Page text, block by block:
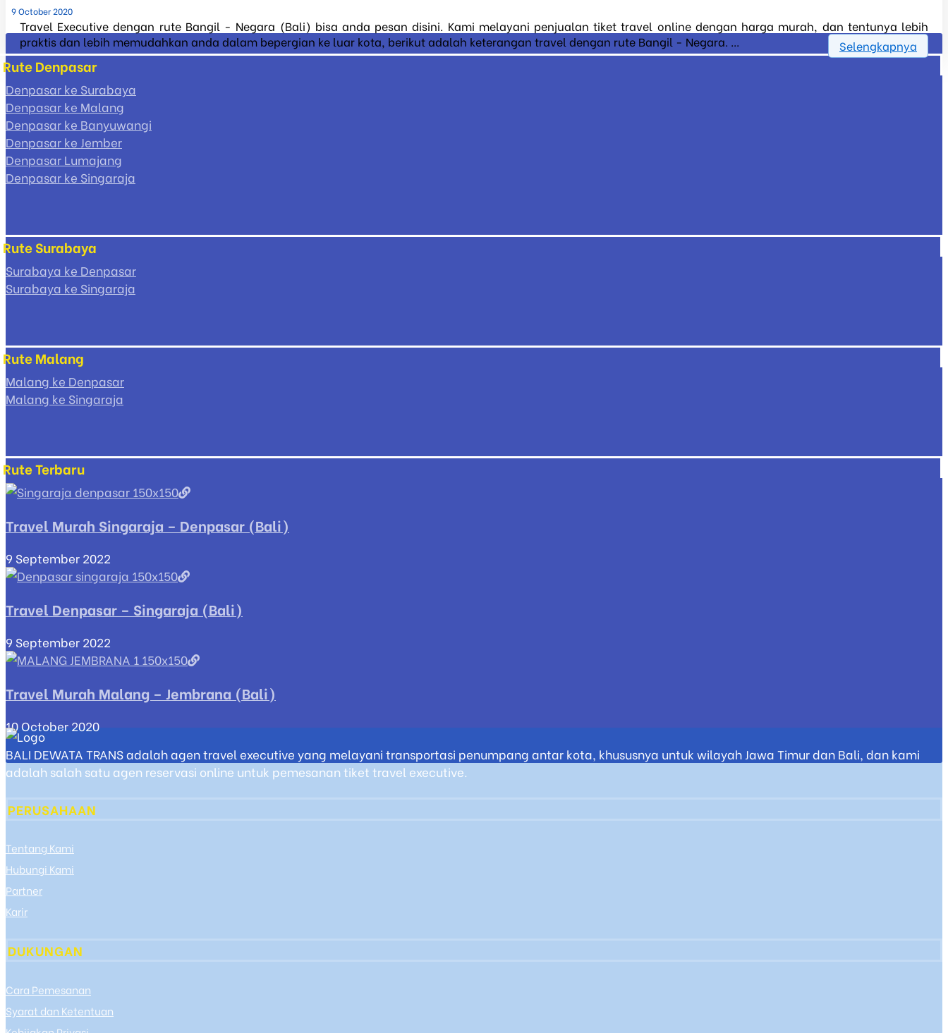
9 October 2020
Travel Executive dengan rute Bangil - Negara (Bali) bisa anda pesan disini. Kami melayani penjualan tiket travel online dengan harga murah, dan tentunya lebih
praktis dan lebih memudahkan anda dalam bepergian ke luar kota, berikut adalah keterangan travel dengan rute Bangil - Negara. ...
Selengkapnya
Rute Denpasar
Denpasar ke Surabaya
Denpasar ke Malang
Denpasar ke Banyuwangi
Denpasar ke Jember
Denpasar Lumajang
Denpasar ke Singaraja
Rute Surabaya
Surabaya ke Denpasar
Surabaya ke Singaraja
Rute Malang
Malang ke Denpasar
Malang ke Singaraja
Rute Terbaru
Travel Murah Singaraja – Denpasar (Bali)
9 September 2022
Travel Denpasar – Singaraja (Bali)
9 September 2022
Travel Murah Malang – Jembrana (Bali)
10 October 2020
BALI DEWATA TRANS adalah agen travel executive yang melayani transportasi penumpang antar kota, khususnya untuk wilayah Jawa Timur dan Bali, dan kami
adalah salah satu agen reservasi online untuk pemesanan tiket travel executive.
PERUSAHAAN
Tentang Kami
Hubungi Kami
Partner
Karir
DUKUNGAN
Cara Pemesanan
Syarat dan Ketentuan